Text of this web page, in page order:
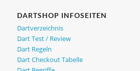
DARTSHOP INFOSEITEN
Dartverzeichnis
Dart Test / Review
Dart Regeln
Dart Checkout Tabelle